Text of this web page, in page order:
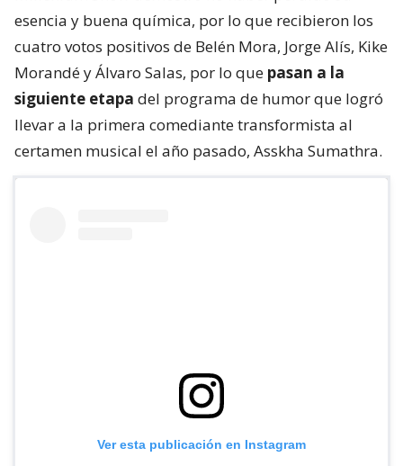
esencia y buena química, por lo que recibieron los
cuatro votos positivos de Belén Mora, Jorge Alís, Kike
Morandé y Álvaro Salas, por lo que pasan a la
siguiente etapa del programa de humor que logró
llevar a la primera comediante transformista al
certamen musical el año pasado, Asskha Sumathra.
Ver esta publicación en Instagram